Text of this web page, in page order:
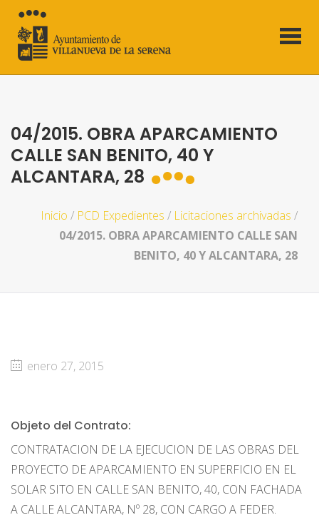
04/2015. OBRA APARCAMIENTO
CALLE SAN BENITO, 40 Y
ALCANTARA, 28
Inicio / PCD Expedientes / Licitaciones archivadas /
04/2015. OBRA APARCAMIENTO CALLE SAN
BENITO, 40 Y ALCANTARA, 28
enero 27, 2015
Objeto del Contrato:
CONTRATACION DE LA EJECUCION DE LAS OBRAS DEL
PROYECTO DE APARCAMIENTO EN SUPERFICIO EN EL
SOLAR SITO EN CALLE SAN BENITO, 40, CON FACHADA
A CALLE ALCANTARA, Nº 28, CON CARGO A FEDER.